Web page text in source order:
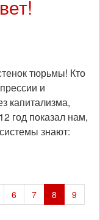
тюрьмы! Кто
и
капитализма,
год показал нам,
знают:
6 7 8
9